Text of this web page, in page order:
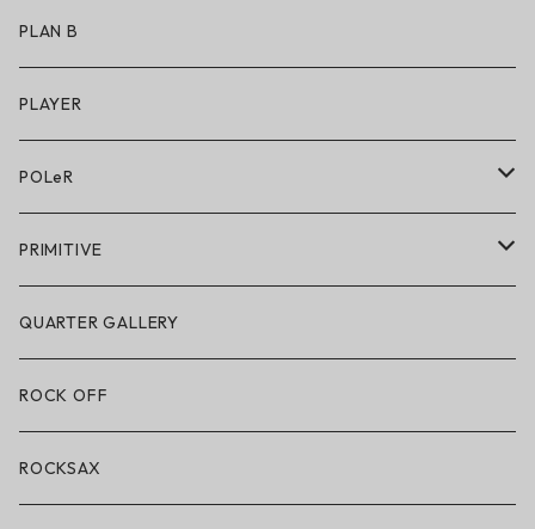
アクセサリー
キッズシューズ
アンダーウェア
シューズ
アクセサリー・小物
PLAN B
PLAYER
POLeR
POLeR × GRIZZLY
POLeR × LAKAI
アパレル
アクセサリー・小物
PRIMITIVE
アパレル
ハードグッズ
QUARTER GALLERY
ROCK OFF
ROCKSAX